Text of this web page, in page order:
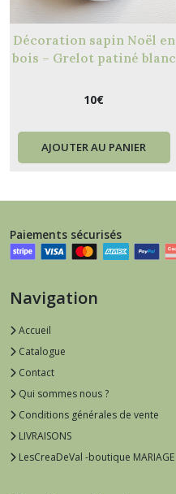
Décoration sapin Noël en
bois – Grelot patiné blanc
flocons
10€
AJOUTER AU PANIER
Paiements sécurisés
Navigation
Accueil
Catalogue
Contact
Qui sommes nous ?
Conditions générales de vente
LIVRAISONS
LesCreaDeVal -boutique MARIAGE